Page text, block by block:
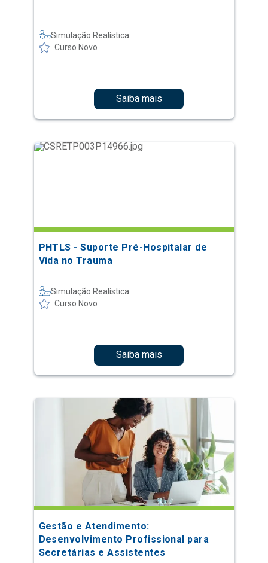
Simulação Realística
Curso Novo
Saiba mais
PHTLS - Suporte Pré-Hospitalar de
Vida no Trauma
Simulação Realística
Curso Novo
Saiba mais
Gestão e Atendimento:
Desenvolvimento Profissional para
Secretárias e Assistentes